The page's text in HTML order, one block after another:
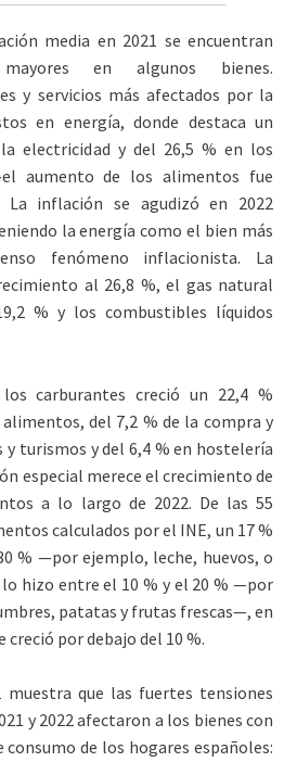
media en 2021 se encuentran
en algunos bienes.
y servicios más afectados por la
en energía, donde destaca un
electricidad y del 26,5 % en los
aumento de los alimentos fue
inflación se agudizó en 2022
la energía como el bien más
fenómeno inflacionista. La
al 26,8 %, el gas natural
% y los combustibles líquidos
carburantes creció un 22,4 %
del 7,2 % de la compra y
turismos y del 6,4 % en hostelería
especial merece el crecimiento de
a lo largo de 2022. De las 55
calculados por el INE, un 17 %
% —por ejemplo, leche, huevos, o
hizo entre el 10 % y el 20 % —por
patatas y frutas frescas—, en
por debajo del 10 %.
que las fuertes tensiones
y 2022 afectaron a los bienes con
consumo de los hogares españoles: